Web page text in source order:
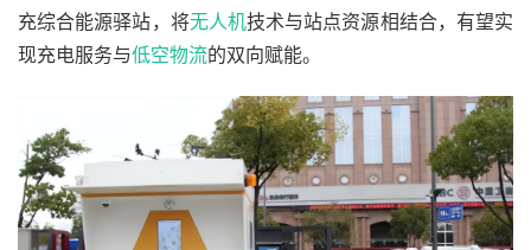
充综合能源驿站，将无人机技术与站点资源相结合，有望实
现充电服务与低空物流的双向赋能。